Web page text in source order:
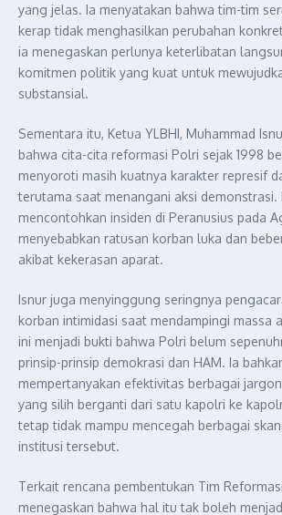
yang jelas. Ia menyatakan bahwa tim-tim
kerap tidak menghasilkan perubahan
ia menegaskan perlunya keterlibatan
komitmen politik yang kuat untuk
substansial.
Sementara itu, Ketua YLBHI, Muhammad
bahwa cita-cita reformasi Polri sejak 1998
menyoroti masih kuatnya karakter represif
terutama saat menangani aksi demonstrasi.
mencontohkan insiden di Peranusius pada
menyebabkan ratusan korban luka dan
akibat kekerasan aparat.
Isnur juga menyinggung seringnya
korban intimidasi saat mendampingi massa
ini menjadi bukti bahwa Polri belum
prinsip-prinsip demokrasi dan HAM. Ia
mempertanyakan efektivitas berbagai
yang silih berganti dari satu kapolri ke
tetap tidak mampu mencegah berbagai
institusi tersebut.
Terkait rencana pembentukan Tim
menegaskan bahwa hal itu tak boleh